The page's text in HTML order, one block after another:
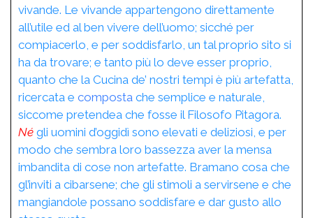
vivande. Le vivande appartengono direttamente
all’utile ed al ben vivere dell’uomo; sicché per
compiacerlo, e per soddisfarlo, un tal proprio sito si
ha da trovare; e tanto più lo deve esser proprio,
quanto che la Cucina de’ nostri tempi è più artefatta,
ricercata e composta che semplice e naturale,
siccome pretendea che fosse il Filosofo Pitagora.
Né gli uomini d’oggidì sono elevati e deliziosi, e per
modo che sembra loro bassezza aver la mensa
imbandita di cose non artefatte. Bramano cosa che
gl’inviti a cibarsene; che gli stimoli a servirsene e che
mangiandole possano soddisfare e dar gusto allo